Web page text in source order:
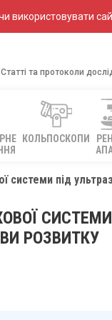
використовувати
Статті та протоколи
КОЛЬПОСКОПИ
системи під
РОЗВИТКУ